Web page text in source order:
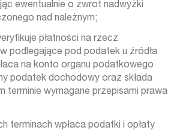
ewentualnie o zwrot nadwyżki
nad należnym;
płatności na rzecz
podlegające pod podatek u źródła
na konto organu podatkowego
podatek dochodowy oraz składa
terminie wymagane przepisami prawa
terminach wpłaca podatki i opłaty